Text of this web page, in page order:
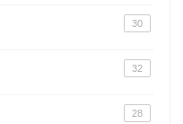
30
32
28